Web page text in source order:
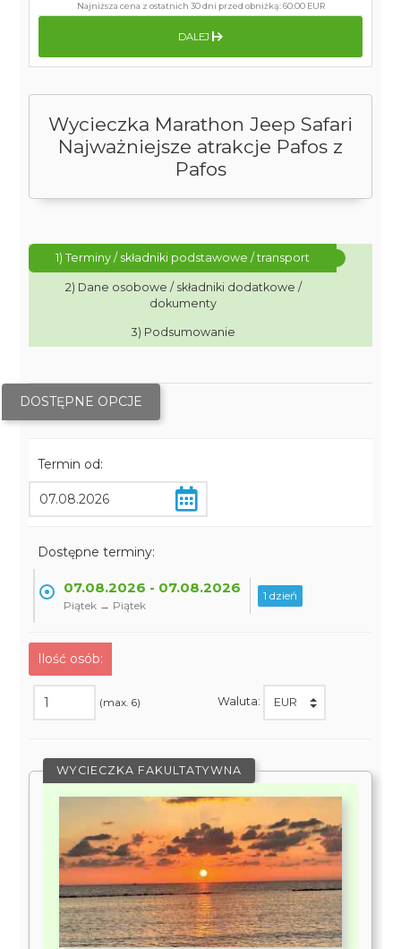
Wycieczka Marathon Jeep Safari
Najważniejsze atrakcje Pafos z
Pafos
1) Terminy / składniki podstawowe / transport
2) Dane osobowe / składniki dodatkowe /
dokumenty
3) Podsumowanie
DOSTĘPNE OPCJE
Termin od:
Dostępne terminy:
07.08.2026 - 07.08.2026
Piątek → Piątek
1 dzień
Ilość osób:
(max. 6) Waluta:
WYCIECZKA FAKULTATYWNA
Najniższa cena z ostatnich 30 dni przed obniżką:60.00 EUR
DALEJ